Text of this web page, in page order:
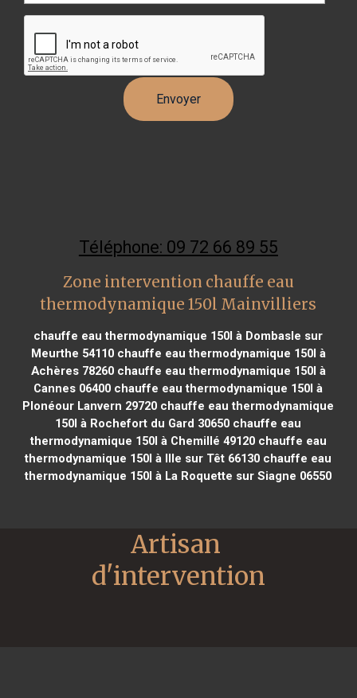
Téléphone: 09 72 66 89 55
Zone intervention chauffe eau
thermodynamique 150l Mainvilliers
chauffe eau thermodynamique 150l à Dombasle sur
Meurthe 54110chauffe eau thermodynamique 150l à
Achères 78260chauffe eau thermodynamique 150l à
Cannes 06400 chauffe eau thermodynamique 150l à
Plonéour Lanvern 29720 chauffe eau thermodynamique
150l à Rochefort du Gard 30650 chauffe eau
thermodynamique 150l à Chemillé 49120chauffe eau
thermodynamique 150l à Ille sur Têt 66130 chauffe eau
thermodynamique 150l à La Roquette sur Siagne 06550
Artisan
d'intervention